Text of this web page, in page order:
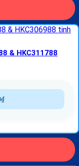
& HKC311788
₫